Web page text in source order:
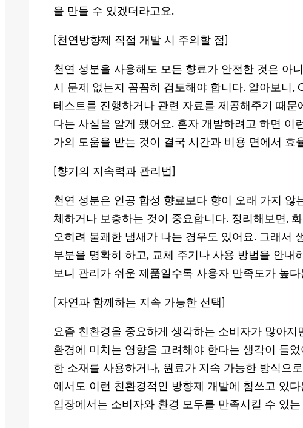
을 만들 수 있겠더라고요.
[천연방향제 직접 개발 시 주의할 점]
천연 성분을 사용해도 모든 향료가 안전한 것은 아
시 문제 없는지 꼼꼼히 검토해야 합니다. 알아보니,
테스트를 진행하거나 관련 자료를 제공해주기 때
다는 사실을 알게 됐어요. 혼자 개발하려고 하면 이
가의 도움을 받는 것이 결국 시간과 비용 면에서 효
[향기의 지속력과 관리법]
천연 성분은 인공 합성 향료보다 향이 오래 가지 않
체하거나 보충하는 것이 중요합니다. 정리해보면,
오히려 불쾌한 냄새가 나는 경우도 있어요. 그래서
부분을 명확히 하고, 교체 주기나 사용 방법을 안내
보니 관리가 쉬운 제품일수록 사용자 만족도가 높
[자연과 함께하는 지속 가능한 선택]
요즘 친환경을 중요하게 생각하는 소비자가 많아
환경에 미치는 영향을 고려해야 한다는 생각이 들
한 소재를 사용하거나, 원료가 지속 가능한 방식으
에서도 이런 친환경적인 방향제 개발에 힘쓰고 있
입장에서는 소비자와 환경 모두를 만족시킬 수 있